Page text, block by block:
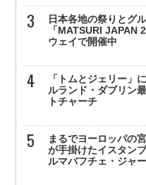
日本各地の祭りとグ
「MATSURI JAPAN
ウェイで開催中
「トムとジェリー」
ルランド・ダブリン
トチャーチ
まるでヨーロッパの
が手掛けたイスタン
ルマバフチェ・ジャー